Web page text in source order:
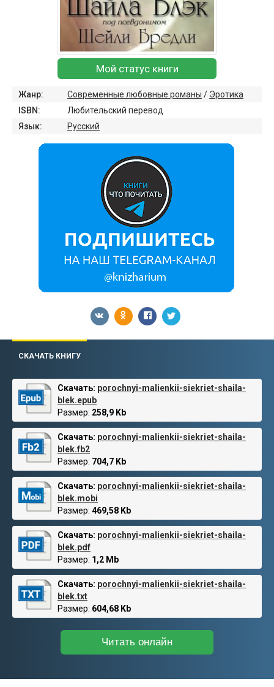
Мой статус книги
Жанр: Современные любовные романы / Эротика
ISBN:
Любительский перевод
Язык:
Русский
СКАЧАТЬ КНИГУ
Скачать: porochnyi-malienkii-siekriet-shaila-
blek.epub
Размер: 258,9 Kb
Скачать: porochnyi-malienkii-siekriet-shaila-
blek.fb2
Размер: 704,7 Kb
Скачать: porochnyi-malienkii-siekriet-shaila-
blek.mobi
Размер: 469,58 Kb
Скачать: porochnyi-malienkii-siekriet-shaila-
blek.pdf
Размер: 1,2 Mb
Скачать: porochnyi-malienkii-siekriet-shaila-
blek.txt
Размер: 604,68 Kb
Читать онлайн